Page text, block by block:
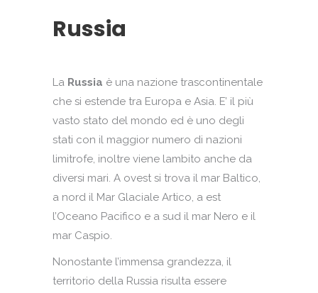
Russia
La Russia è una nazione trascontinentale
che si estende tra Europa e Asia. E’ il più
vasto stato del mondo ed è uno degli
stati con il maggior numero di nazioni
limitrofe, inoltre viene lambito anche da
diversi mari. A ovest si trova il mar Baltico,
a nord il Mar Glaciale Artico, a est
l’Oceano Pacifico e a sud il mar Nero e il
mar Caspio.
Nonostante l’immensa grandezza, il
territorio della Russia risulta essere